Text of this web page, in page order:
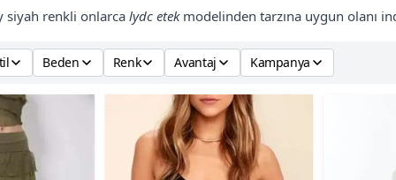
siyah renkli onlarca lydc etekmodelinden tarzına uygun olanı
Beden Renk Avantaj Kampanya